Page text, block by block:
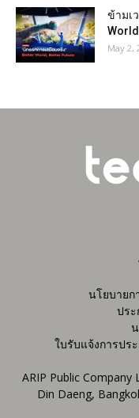
ข้ามเ
May 2,
นโยบาย
ปร
ใบรับแจ้งการปร
ARIP Public Company
Din Daeng,